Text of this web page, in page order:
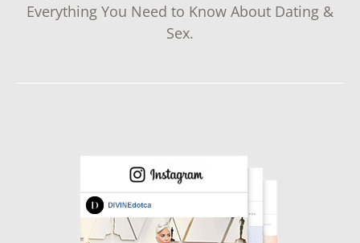
Everything You Need to Know About Dating &
Sex.